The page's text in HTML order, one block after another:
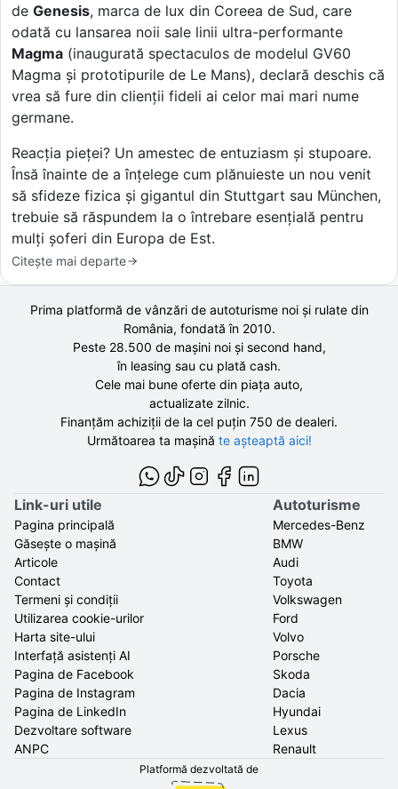
de Genesis, marca de lux din Coreea de Sud, care
odată cu lansarea noii sale linii ultra-performante
Magma (inaugurată spectaculos de modelul GV60
Magma și prototipurile de Le Mans), declară deschis că
vrea să fure din clienții fideli ai celor mai mari nume
germane.
Reacția pieței? Un amestec de entuziasm și stupoare.
Însă înainte de a înțelege cum plănuieste un nou venit
să sfideze fizica și gigantul din Stuttgart sau München,
trebuie să răspundem la o întrebare esențială pentru
mulți șoferi din Europa de Est.
Citește mai departe
Prima platformă de vânzări de autoturisme noi și rulate din
România, fondată în 2010.
Peste 28.500 demașini noi și second hand,
în leasing sau cu plată cash.
Cele mai bune oferte din piața auto,
actualizate zilnic.
Finanțăm achiziții de la cel puțin 750 de dealeri.
Următoarea ta mașină te așteaptă aici!
Link-uri utile
Pagina principală
Găsește o mașină
Articole
Contact
Termeni și condiții
Utilizarea cookie-urilor
Harta site-ului
Interfață asistenți AI
Pagina de Facebook
Pagina de Instagram
Pagina de LinkedIn
Dezvoltare software
ANPC
Autoturisme
Mercedes-Benz
BMW
Audi
Toyota
Volkswagen
Ford
Volvo
Porsche
Skoda
Dacia
Hyundai
Lexus
Renault
Platformă dezvoltată de